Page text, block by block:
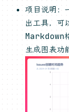
项目说明
出工具，
Markdown
生成图表功